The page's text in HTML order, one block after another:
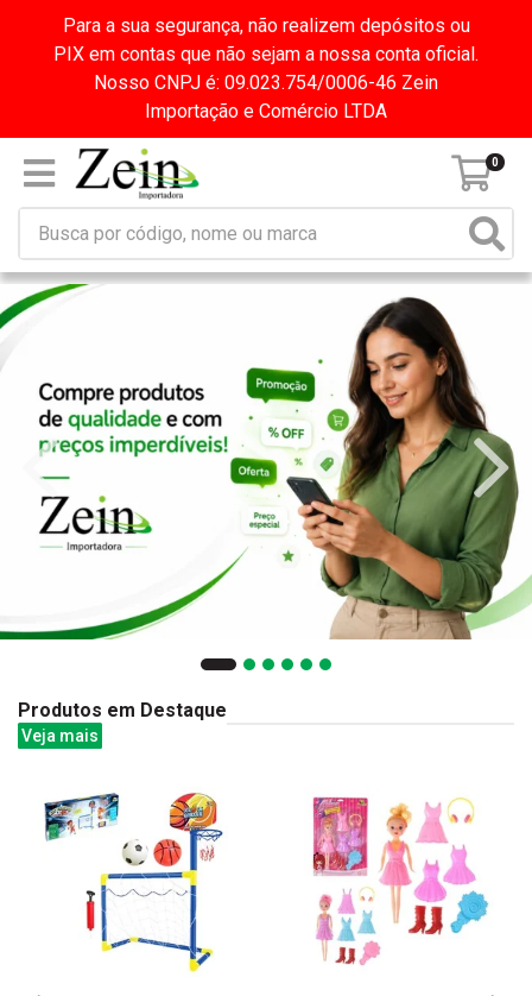
Para a sua segurança, não realizem depósitos ou
PIX em contas que não sejam a nossa conta oficial.
Nosso CNPJ é: 09.023.754/0006-46 Zein
Importação e Comércio LTDA
0
Produtos em Destaque
Veja mais